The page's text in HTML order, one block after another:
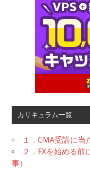
カリキュラム一覧
１．CMA受講に当
２．FXを始める
事）